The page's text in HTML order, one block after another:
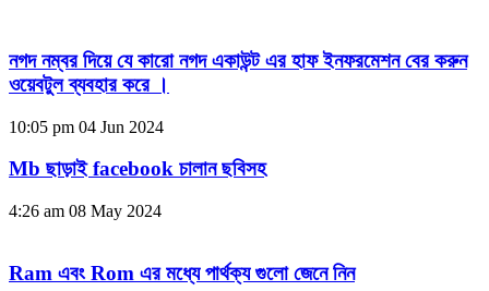
নগদ নম্বর দিয়ে যে কারো নগদ একাউন্ট এর হাফ ইনফরমেশন বের করুন
ওয়েবটুল ব্যবহার করে ।
10:05 pm 04 Jun 2024
Mb ছাড়াই facebook চালান ছবিসহ
4:26 am 08 May 2024
Ram এবং Rom এর মধ্যে পার্থক্য গুলো জেনে নিন